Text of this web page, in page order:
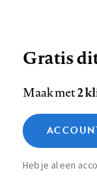
op
Facebook
op
Footer
Contact Colofon
Zie onze cookie
Analytische
Marketing
Gratis
Maak met2
Heb je al een